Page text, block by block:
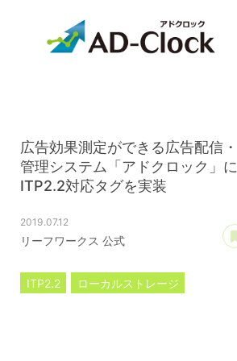
広告効果測定ができる広告配信・
管理システム「アドクロック」に
ITP2.2対応タグを実装
2019.07.12
リーフワークス 公式
ITP2.2
ローカルストレージ